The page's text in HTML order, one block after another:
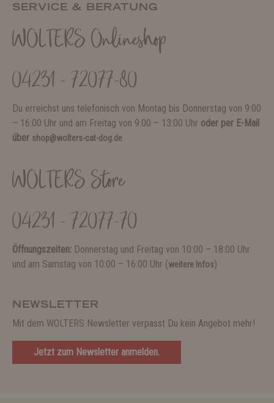
SERVICE & BERATUNG
WOLTERS Onlineshop
04231 - 72077-80
Du erreichst uns telefonisch von Montag bis Donnerstag von 9:00
– 16:00 Uhr und am Freitag von 9:00 – 13:00 Uhr oder per E-Mail
über shop@wolters-cat-dog.de
WOLTERS Store
04231 - 72077-70
Öffnungszeiten: Donnerstag und Freitag von 10:00 – 18:00 Uhr
und am Samstag von 10:00 – 16:00 Uhr (weitere Infos)
NEWSLETTER
Mit dem WOLTERS Newsletter verpasst Du kein Angebot mehr!
Jetzt zum Newsletter anmelden.